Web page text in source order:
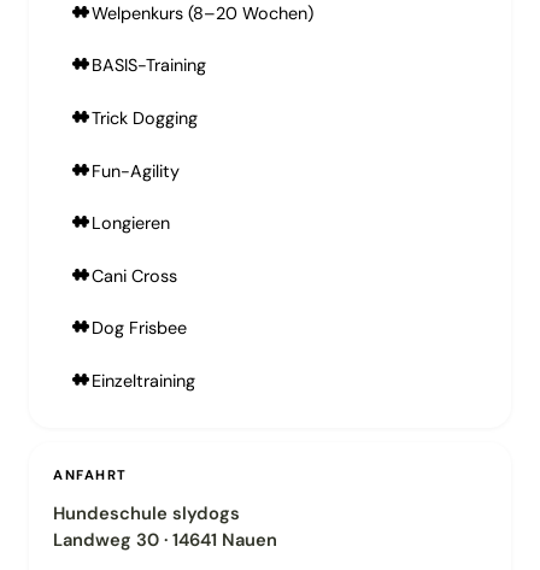
Welpenkurs (8–20 Wochen)
BASIS-Training
Trick Dogging
Fun-Agility
Longieren
Cani Cross
Dog Frisbee
Einzeltraining
ANFAHRT
Hundeschule slydogs
Landweg 30 · 14641 Nauen